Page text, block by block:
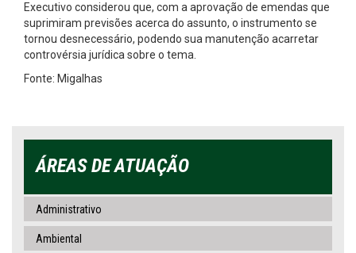
Executivo considerou que, com a aprovação de emendas que
suprimiram previsões acerca do assunto, o instrumento se
tornou desnecessário, podendo sua manutenção acarretar
controvérsia jurídica sobre o tema.
Fonte: Migalhas
ÁREAS DE ATUAÇÃO
Administrativo
Ambiental